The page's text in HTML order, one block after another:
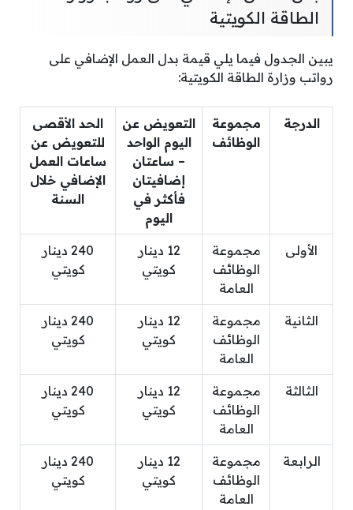
الطاقة الكويتية
يبين الجدول فيما يلي قيمة بدل العمل الإضافي على
رواتب وزارة الطاقة الكويتية:
الدرجة
مجموعة
الوظائف
التعويض عن
اليوم الواحد
– ساعتان
إضافيتان
فأكثر في
اليوم
الحد الأقصى
للتعويض عن
ساعات العمل
الإضافي خلال
السنة
الأولى
مجموعة
الوظائف
العامة
12 دينار
كويتي
240 دينار
كويتي
الثانية
مجموعة
الوظائف
العامة
12 دينار
كويتي
240 دينار
كويتي
الثالثة
مجموعة
الوظائف
العامة
12 دينار
كويتي
240 دينار
كويتي
الرابعة
مجموعة
الوظائف
العامة
12 دينار
كويتي
240 دينار
كويتي